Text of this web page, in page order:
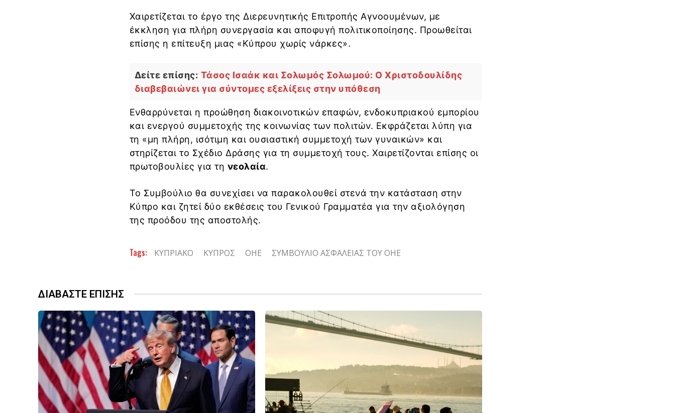
Χαιρετίζεται το έργο της Διερευνητικής Επιτροπής Αγνοουμένων, με
έκκληση για πλήρη συνεργασία και αποφυγή πολιτικοποίησης. Προωθείται
επίσης η επίτευξη μιας «Κύπρου χωρίς νάρκες».
Δείτε επίσης: Τάσος Ισαάκ και Σολωμός Σολωμού: Ο Χριστοδουλίδης
διαβεβαιώνει για σύντομες εξελίξεις στην υπόθεση
Ενθαρρύνεται η προώθηση διακοινοτικών επαφών, ενδοκυπριακού εμπορίου
και ενεργού συμμετοχής της κοινωνίας των πολιτών. Εκφράζεται λύπη για
τη «μη πλήρη, ισότιμη και ουσιαστική συμμετοχή των γυναικών» και
στηρίζεται το Σχέδιο Δράσης για τη συμμετοχή τους. Χαιρετίζονται επίσης οι
πρωτοβουλίες για τη νεολαία.
Το Συμβούλιο θα συνεχίσει να παρακολουθεί στενά την κατάσταση στην
Κύπρο και ζητεί δύο εκθέσεις του Γενικού Γραμματέα για την αξιολόγηση
της προόδου της αποστολής.
Tags: ΚΥΠΡΙΑΚΟ ΚΥΠΡΟΣ ΟΗΕ ΣΥΜΒΟΥΛΙΟ ΑΣΦΑΛΕΙΑΣ ΤΟΥ ΟΗΕ
ΔΙΑΒΑΣΤΕ ΕΠΙΣΗΣ